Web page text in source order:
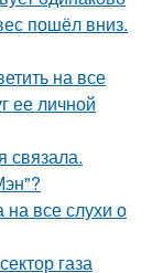
пошёл вниз.
на все
ее личной
связала.
на все слухи о
газа